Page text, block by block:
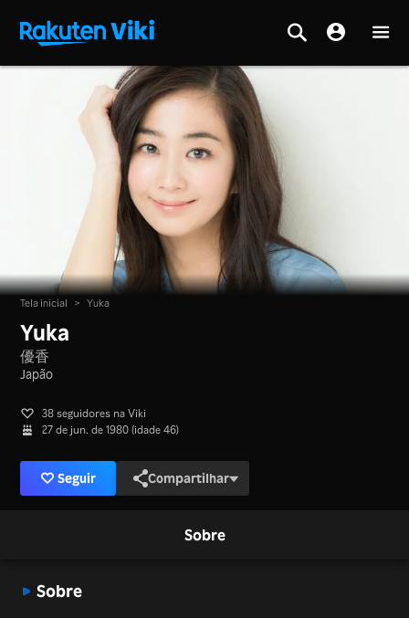
Tela inicial > Yuka
Yuka
優香
Japão
38 seguidores na Viki
27 de jun. de 1980 (idade 46)
Seguir Compartilhar
Sobre
Sobre